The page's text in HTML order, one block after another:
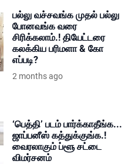
பல்லு வச்சவங்க முதல் பல்லு
போனவங்க வரை
சிரிக்கலாம்.! தியேட்டரை
கலக்கிய பரிமளா & கோ
எப்படி?
2 months ago
‘பெத்தி’ படம் பார்க்காதீங்க...
ஜாப்பனீஸ் கத்துக்குங்க.!
வைரலாகும் ப்ளூ சட்டை
விமர்சனம்